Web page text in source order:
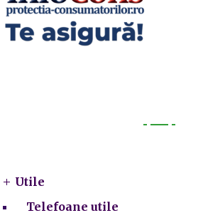
Utile
Telefoane utile